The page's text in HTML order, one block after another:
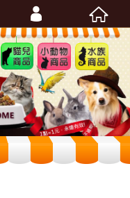
貓兒
商品
小動
物商
品
水族
商品